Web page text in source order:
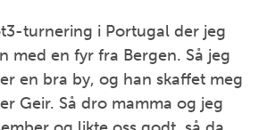
turnering i Portugal der jeg
med en fyr fra Bergen. Så jeg
en bra by, og han skaffet meg
Geir. Så dro mamma og jeg